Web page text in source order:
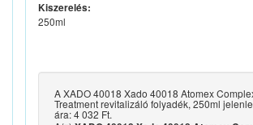
Kiszerelés:
250ml
A XADO 40018 Xado 40018 Atomex
Treatment revitalizáló folyadék, 250ml
ára: 4 032 Ft.